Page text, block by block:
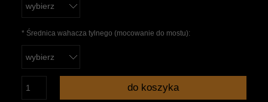
* Średnica wahacza tylnego (mocowanie do mostu):
do koszyka